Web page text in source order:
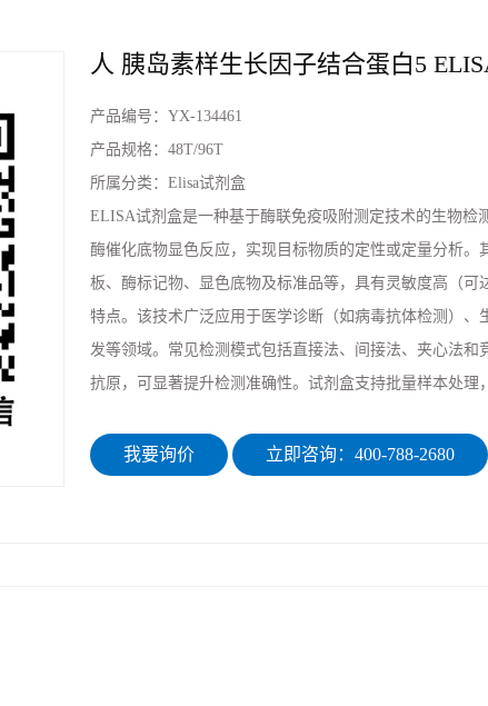
人 胰岛素样生长因子结合蛋白5
产品编号： YX-134461
产品规格： 48T/96T
所属分类： Elisa试剂盒
ELISA试剂盒是一种基于酶联免疫吸附测定技术的生物检
酶催化底物显色反应，实现目标物质的定性或定量分析
板、酶标记物、显色底物及标准品等，具有灵敏度高（可
特点。该技术广泛应用于医学诊断（如病毒抗体检测）、
发等领域。常见检测模式包括直接法、间接法、夹心法和
抗原，可显著提升检测准确性。试剂盒支持批量样本处理
我要询价 立即咨询：400-788-2680